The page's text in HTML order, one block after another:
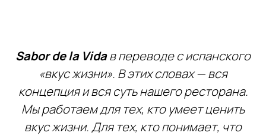
Sabor de la Vidaв переводе с испанского
«вкус жизни». В этих словах — вся
концепция и вся суть нашего ресторана.
Мы работаем для тех, кто умеет ценить
вкус жизни. Для тех, кто понимает, что